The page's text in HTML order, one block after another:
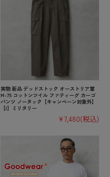
実物 新品 デッドストック オーストリア軍
M-75 コットンツイル ファティーグ カーゴ
パンツ ノータック【キャンペーン対象外】
【I】ミリタリー
¥7,480(税込)